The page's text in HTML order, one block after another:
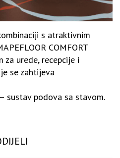
s atraktivnim
COMFORT
za urede, recepcije i
se zahtijeva
sustav podova sa stavom.